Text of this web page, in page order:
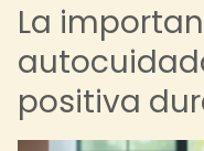
La
positiva